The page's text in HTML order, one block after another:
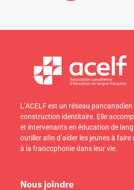
L’ACELF est un réseau
construction identitaire. Elle
et intervenants en éducation de
outiller afin d’aider les jeunes à
à la francophonie dans leur vie.
Nous joindre